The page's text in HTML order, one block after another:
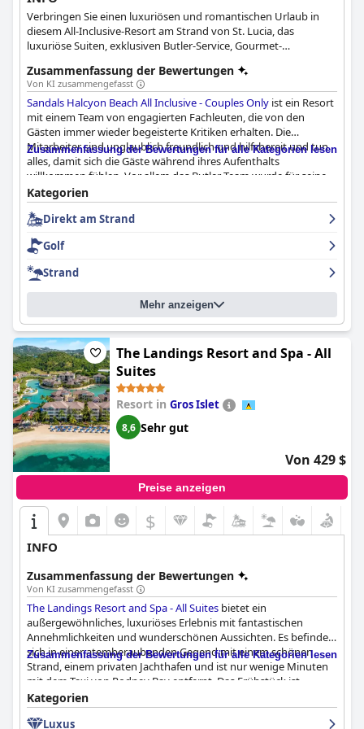
Verbringen Sie einen luxuriösen und romantischen Urlaub in
diesem All-Inclusive-Resort am Strand von St. Lucia, das
luxuriöse Suiten, exklusiven Butler-Service, Gourmet-
Paare bietet.
Zusammenfassung der Bewertungen
Von KI zusammengefasst
Sandals Halcyon Beach All Inclusive - Couples Only ist ein Resort
mit einem Team von engagierten Fachleuten, die von den
Gästen immer wieder begeisterte Kritiken erhalten. Die
Mitarbeiter sind unglaublich freundlich und hilfsbereit und tun
alles, damit sich die Gäste während ihres Aufenthalts
willkommen fühlen. Vor allem das Butler-Team wurde für seine
Aufmerksamkeit und Freundlichkeit gelobt. Die Gäste
bemerkten immer wieder, wie das Personal ihnen das Gefühl
gab, zu Hause zu sein, und wie es sie immer mit einem Lächeln
und einem freundlichen Wort begrüßte. Insgesamt wurde das
Personal für seinen außergewöhnlichen Service gelobt, der den
Aufenthalt in diesem Resort sehr bereichert.
Zusammenfassung der Bewertungen für alle Kategorien lesen
Kategorien
Direkt am Strand
Golf
Strand
Mehr anzeigen
The Landings Resort and Spa - All
Suites
Resort in Gros Islet
8,6 Sehr gut
Von 429 $
Preise anzeigen
$
INFO
Zusammenfassung der Bewertungen
Von KI zusammengefasst
The Landings Resort and Spa - All Suites bietet ein
außergewöhnliches, luxuriöses Erlebnis mit fantastischen
Annehmlichkeiten und wunderschönen Aussichten. Es befindet
sich in einer atemberaubenden Gegend mit einem schönen
Strand, einem privaten Jachthafen und ist nur wenige Minuten
mit dem Taxi von Rodney Bay entfernt. Das Frühstück ist
großartig und bietet eine große Auswahl an Speisen, und die
Gäste können Bars und Restaurants vor Ort besuchen. Die
Meinungen über das Abendessen waren gemischt, aber das
Zusammenfassung der Bewertungen für alle Kategorien lesen
Kategorien
Luxus